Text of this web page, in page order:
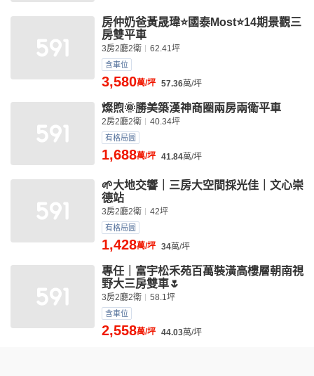
房仲奶爸黃晟瑋⭐國泰Most⭐14期景觀三
房雙平車
3房2廳2衛 62.41坪
含車位
3,580萬/坪 57.36萬/坪
燦煦🌞勝美築漢神商圈兩房兩衛平車
2房2廳2衛 40.34坪
有格局圖
1,688萬/坪 41.84萬/坪
🌱大地交響｜三房大空間採光佳｜文心崇
德站
3房2廳2衛 42坪
有格局圖
1,428萬/坪 34萬/坪
專任｜富宇松禾苑百萬裝潢高樓層朝南視
野大三房雙車🌷
3房2廳2衛 58.1坪
含車位
2,558萬/坪 44.03萬/坪